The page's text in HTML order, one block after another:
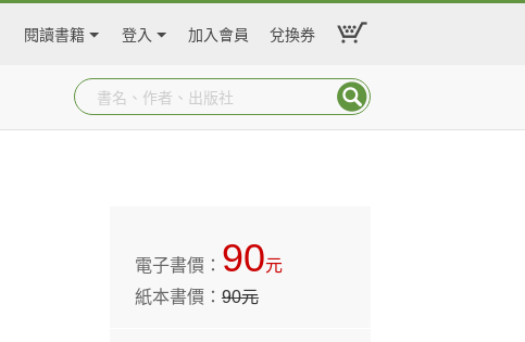
閱讀書籍 登入 加入會員 兌換券
電子書價： 90元
紙本書價：90元